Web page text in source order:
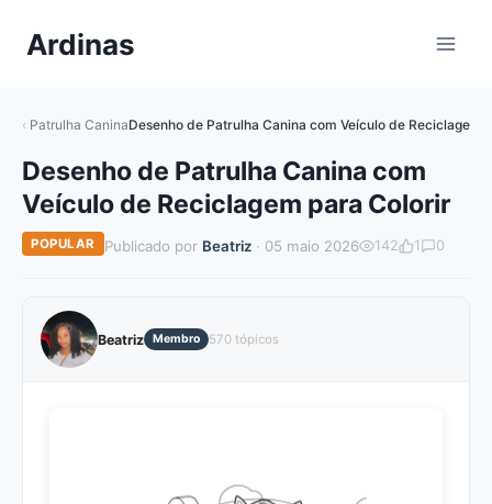
paraArdinas
Patrulha CaninaDesenho de Patrulha Canina com Veículo de Reciclagem
Desenho de Patrulha Canina com
Veículo de Reciclagem para Colorir
POPULAR Publicado por Beatriz· 05 maio 2026 142 1 0
Beatriz Membro 570 tópicos